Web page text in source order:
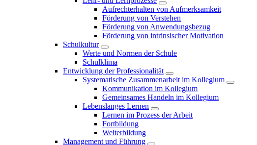
Aufrechterhalten von Aufmerksamkeit
Förderung von Verstehen
Förderung von Anwendungsbezug
Förderung von intrinsischer Motivation
Schulkultur
Werte und Normen der Schule
Schulklima
Entwicklung der Professionalität
Systematische Zusammenarbeit im Kollegium
Kommunikation im Kollegium
Gemeinsames Handeln im Kollegium
Lebenslanges Lernen
Lernen im Prozess der Arbeit
Fortbildung
Weiterbildung
Management und Führung